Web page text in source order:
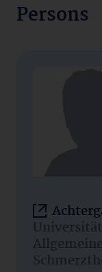
Persons